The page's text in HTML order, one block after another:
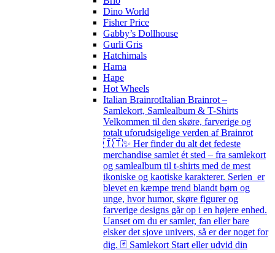
Dino World
Fisher Price
Gabby’s Dollhouse
Gurli Gris
Hatchimals
Hama
Hape
Hot Wheels
Italian BrainrotItalian Brainrot –
Samlekort, Samlealbum & T-Shirts
Velkommen til den skøre, farverige og
totalt uforudsigelige verden af Brainrot
🇮🇹✨ Her finder du alt det fedeste
merchandise samlet ét sted – fra samlekort
og samlealbum til t-shirts med de mest
ikoniske og kaotiske karakterer. Serien er
blevet en kæmpe trend blandt børn og
unge, hvor humor, skøre figurer og
farverige designs går op i en højere enhed.
Uanset om du er samler, fan eller bare
elsker det sjove univers, så er der noget for
dig. 🃏 Samlekort Start eller udvid din